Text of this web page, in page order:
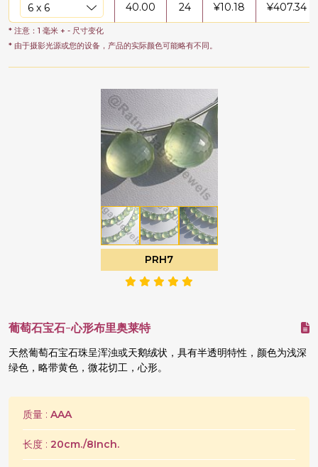
40.00 24 ¥10.18 ¥407.34
* 注意：1 毫米 + - 尺寸变化
* 由于摄影光源或您的设备，产品的实际颜色可能略有不同。
PRH7
葡萄石宝石-心形布里奥莱特
天然葡萄石宝石珠呈浑浊或天鹅绒状，具有半透明特性，颜色为浅深
绿色，略带黄色，微花切工，心形。
质量 : AAA
长度 : 20cm./8Inch.